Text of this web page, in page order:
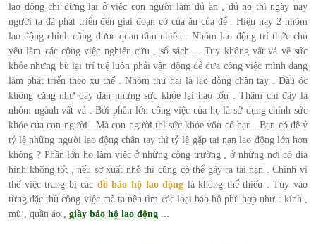
lao động chỉ dừng lại ở việc con người làm đủ ăn , đủ no thì ngày nay
người ta đã phát triển đến giai đoạn có của ăn của để . Hiện nay 2 nhóm
lao động chính cũng được quan tâm nhiều . Nhóm lao động trí thức chủ
yếu làm các công việc nghiên cứu , sổ sách ... Tuy không vất vả về sức
khỏe nhưng bù lại trí tuệ luôn phải vận động để đưa công việc mình đang
làm phát triển theo xu thế . Nhóm thứ hai là lao động chân tay . Đầu óc
không căng như dây đàn nhưng sức khỏe lại hao tốn . Thậm chí đây là
nhóm ngành vất vả . Bởi phần lớn công việc của họ là sử dụng chính sức
khỏe của con người . Mà con người thì sức khỏe vốn có hạn . Bạn có đê ý
tỷ lệ những người lao động chân tay thì tỷ lệ gặp tai nạn lao động lớn hơn
không ? Phần lớn họ làm việc ở những công trường , ở những nơi có điạ
hình không tốt , nếu sơ xuất nhỏ thì cũng có thể gây ra tai nạn . Chính vì
thế việc trang bị các đồ bảo hộ lao động là không thể thiếu . Tùy vào
từng đặc thù công việc mà ta nên tìm các loại bảo hộ phù hợp như : kính ,
mũ , quần áo , giầy bảo hộ lao động ...